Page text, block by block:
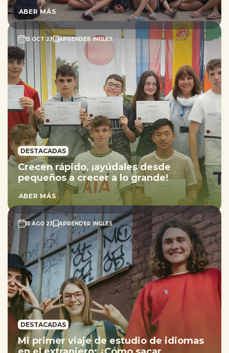
SABER MÁS
15 OCT 23 APRENDER INGLES
DESTACADAS
Crecen rápido, ¡ayúdales desde
pequeños a crecer a lo grande!
SABER MÁS
15 AGO 23 APRENDER INGLES
DESTACADAS
Mi primer viaje de estudio de idiomas